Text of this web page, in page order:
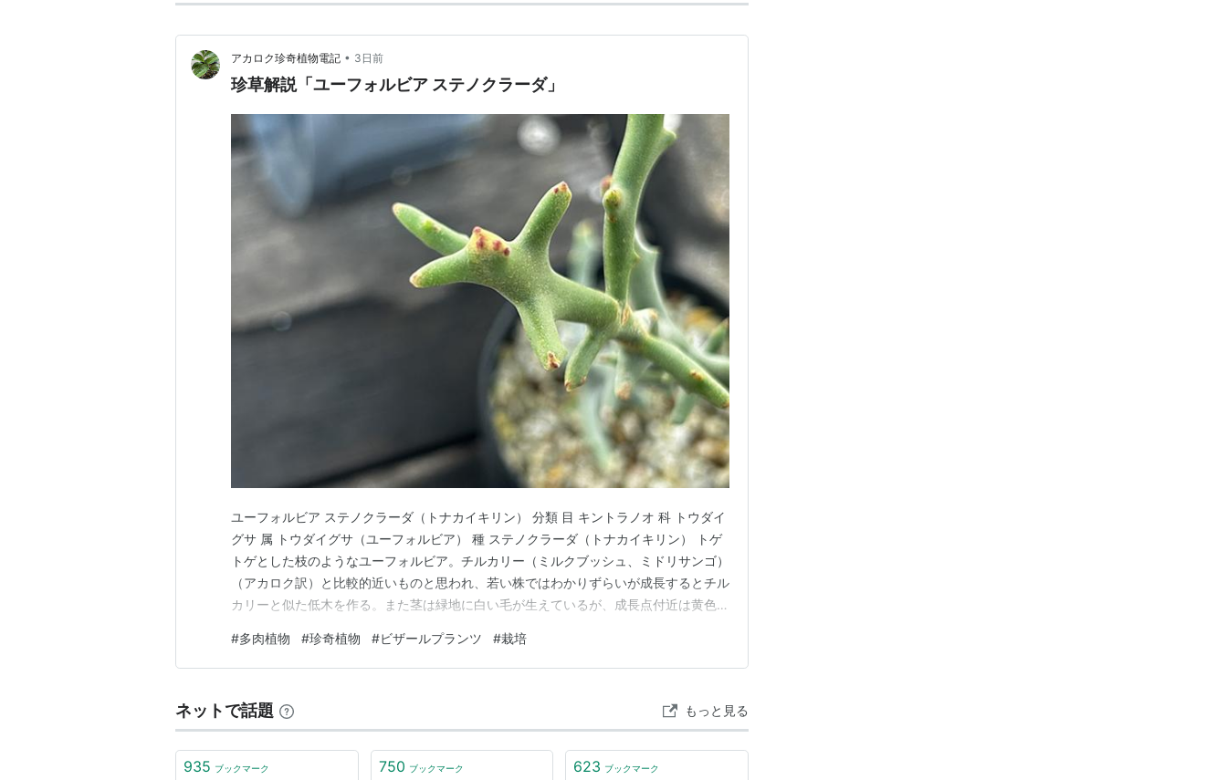
アカロク珍奇植物電記 • 3日前
珍草解説「ユーフォルビア ステノクラーダ」
ユーフォルビア ステノクラーダ（トナカイキリン） 分類 目 キントラノオ 科 トウダイ
グサ 属 トウダイグサ（ユーフォルビア） 種 ステノクラーダ（トナカイキリン） トゲ
トゲとした枝のようなユーフォルビア。チルカリー（ミルクブッシュ、ミドリサンゴ）
（アカロク訳）と比較的近いものと思われ、若い株ではわかりずらいが成長するとチル
カリーと似た低木を作る。また茎は緑地に白い毛が生えているが、成長点付近は黄色い
のない主幹の頂点に成長点があり、横に飛び出ている刺のついた枝に成長点はない。
成長点や伸びきっていない枝の先は前述の黄…
#多肉植物 #珍奇植物 #ビザールプランツ #栽培
ネットで話題 もっと見る
935 ブックマーク 750 ブックマーク 623 ブックマーク